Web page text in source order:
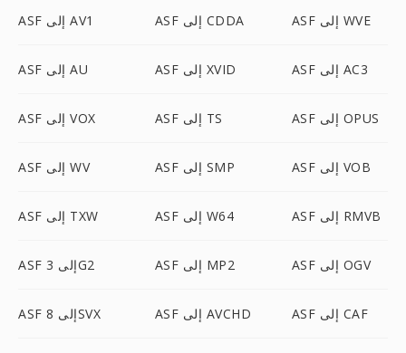
ASF إلى AV1 ASF إلى CDDA ASF إلى WVE
ASF إلى AU ASF إلى XVID ASF إلى AC3
ASF إلى VOX ASF إلى TS ASF إلى OPUS
ASF إلى WV ASF إلى SMP ASF إلى VOB
ASF إلى TXW ASF إلى W64 ASF إلى RMVB
ASF إلى 3G2 ASF إلى MP2 ASF إلى OGV
ASF إلى 8SVX ASF إلى AVCHD ASF إلى CAF